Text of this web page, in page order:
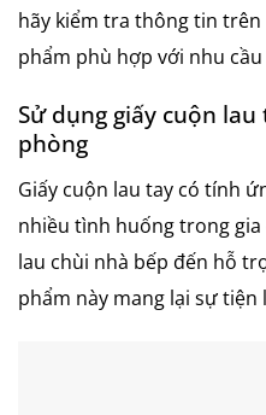
hãy kiểm tra thông tin
phẩm phù hợp với nhu
Sử dụng giấy cuộn
phòng
Giấy cuộn lau tay có tính
nhiều tình huống trong gia
lau chùi nhà bếp đến hỗ
phẩm này mang lại sự